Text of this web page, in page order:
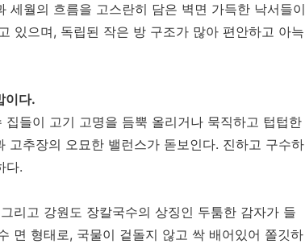
세월의 흐름을 고스란히 담은 벽면 가득한 낙서들이
있으며, 독립된 작은 방 구조가 많아 편안하고 아늑
이다.
들이 고기 고명을 듬뿍 올리거나 묵직하고 텁텁한
고추장의 오묘한 밸런스가 돋보인다. 진하고 구수하
다.
리고 강원도 장칼국수의 상징인 두툼한 감자가 들
면 형태로, 국물이 겉돌지 않고 싹 배어있어 쫄깃하